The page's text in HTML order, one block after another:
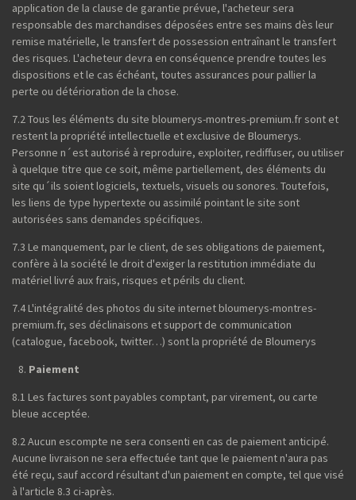
application de la clause de garantie prévue, l'acheteur sera
responsable des marchandises déposées entre ses mains dès leur
remise matérielle, le transfert de possession entraînant le transfert
des risques. L'acheteur devra en conséquence prendre toutes les
dispositions et le cas échéant, toutes assurances pour pallier la
perte ou détérioration de la chose.
7.2 Tous les éléments du site bloumerys-montres-premium.fr sont et
restent la propriété intellectuelle et exclusive de Bloumerys.
Personne n´est autorisé à reproduire, exploiter, rediffuser, ou utiliser
à quelque titre que ce soit, même partiellement, des éléments du
site qu´ils soient logiciels, textuels, visuels ou sonores. Toutefois,
les liens de type hypertexte ou assimilé pointant le site sont
autorisées sans demandes spécifiques.
7.3 Le manquement, par le client, de ses obligations de paiement,
confère à la société le droit d'exiger la restitution immédiate du
matériel livré aux frais, risques et périls du client.
7.4 L'intégralité des photos du site internet bloumerys-montres-
premium.fr, ses déclinaisons et support de communication
(catalogue, facebook, twitter…) sont la propriété de Bloumerys
Paiement
8.1 Les factures sont payables comptant, par virement, ou carte
bleue acceptée.
8.2 Aucun escompte ne sera consenti en cas de paiement anticipé.
Aucune livraison ne sera effectuée tant que le paiement n'aura pas
été reçu, sauf accord résultant d'un paiement en compte, tel que visé
à l'article 8.3 ci-après.